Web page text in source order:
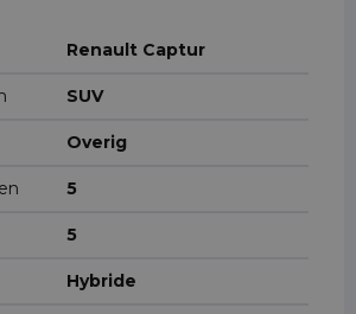
Renault Captur
SUV
Overig
5
5
Hybride